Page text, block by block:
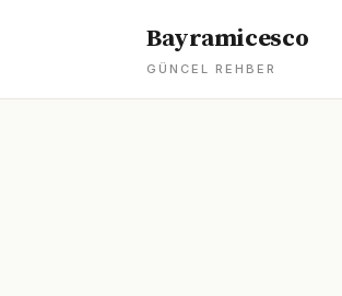
Bayramicesco
GÜNCEL REHBER